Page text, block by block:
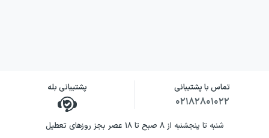
تماس با پشتیبانی
۰۲۱۸۲۸۰۱۰۲۲
پشتیبانی بله
شنبه تا پنجشنبه از ۸ صبح تا ۱۸ عصر بجز روزهای تعطیل